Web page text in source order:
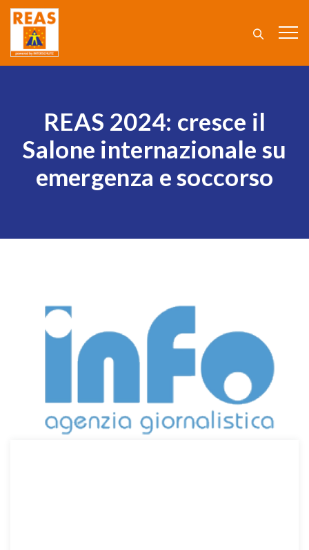
REAS 2024: cresce il
Salone internazionale su
emergenza e soccorso